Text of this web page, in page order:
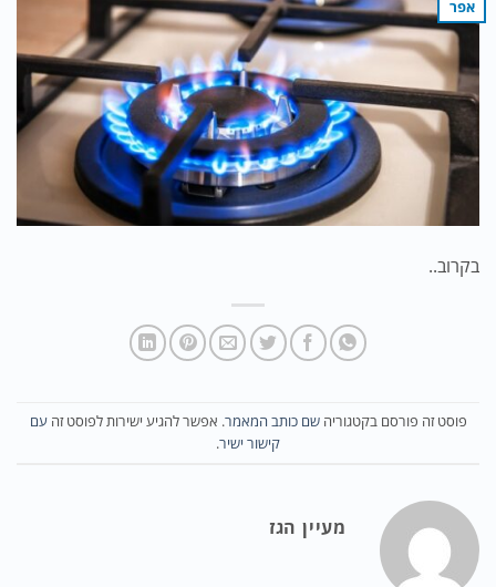
אפר
בקרוב..
פוסט זה פורסם בקטגוריהשם כותב המאמר. אפשר להגיע ישירות לפוסט זהעם
קישור ישיר.
מעיין הגז